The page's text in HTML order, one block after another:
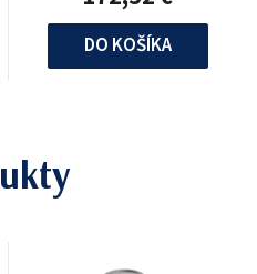
DO KOŠÍKA